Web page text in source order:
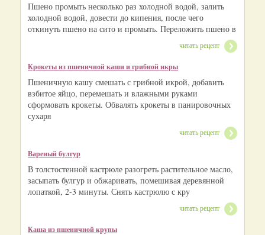
Пшено промыть несколько раз холодной водой, залить
холодной водой, довести до кипения, после чего
откинуть пшено на сито и промыть. Переложить пшено в
читать рецепт
Крокеты из пшеничной каши и грибной икры
Пшеничную кашу смешать с грибной икрой, добавить
взбитое яйцо, перемешать и влажными руками
сформовать крокеты. Обвалять крокеты в панировочных
сухаря
читать рецепт
Вареный булгур
В толстостенной кастрюле разогреть растительное масло,
засыпать булгур и обжаривать, помешивая деревянной
лопаткой, 2-3 минуты. Снять кастрюлю с кру
читать рецепт
Каша из пшеничной крупы